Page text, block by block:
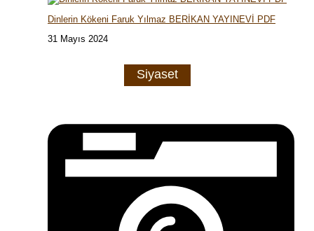
Dinlerin Kökeni Faruk Yılmaz BERİKAN YAYINEVİ PDF
31 Mayıs 2024
Siyaset